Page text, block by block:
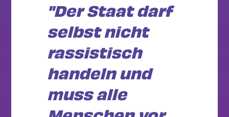
"Der Staat darf
selbst nicht
rassistisch
handeln und
muss alle